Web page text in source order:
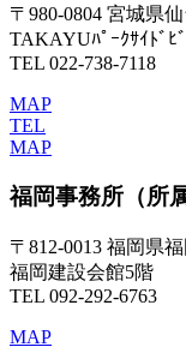
〒980-0804 宮城県
TAKAYUﾊﾟｰｸｻｲﾄﾞﾋ
TEL 022-738-7118
MAP
TEL
MAP
福岡事務所 （所
〒812-0013 福岡県
福岡建設会館5階
TEL 092-292-6763
MAP